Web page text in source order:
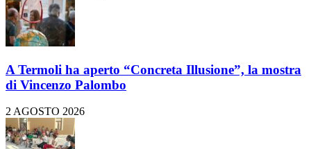
A Termoli ha aperto “Concreta Illusione”, la mostra
di Vincenzo Palombo
2 AGOSTO 2026